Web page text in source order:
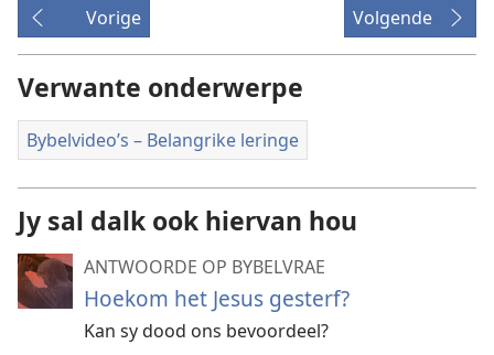
Vorige
Volgende
Verwante onderwerpe
Bybelvideo’s – Belangrike leringe
Jy sal dalk ook hiervan hou
ANTWOORDE OP BYBELVRAE
Hoekom het Jesus gesterf?
Kan sy dood ons bevoordeel?